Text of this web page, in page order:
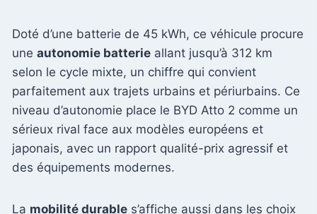
Doté d’une batterie de 45 kWh, ce véhicule procure
une autonomie batterie allant jusqu’à 312 km
selon le cycle mixte, un chiffre qui convient
parfaitement aux trajets urbains et périurbains. Ce
niveau d’autonomie place le BYD Atto 2 comme un
sérieux rival face aux modèles européens et
japonais, avec un rapport qualité-prix agressif et
des équipements modernes.
La mobilité durable s’affiche aussi dans les choix